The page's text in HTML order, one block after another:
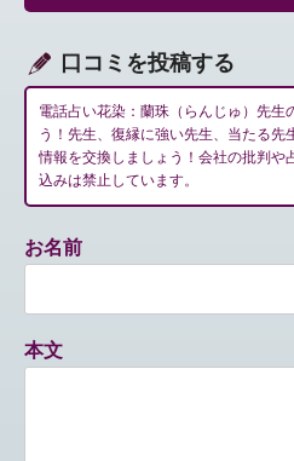
ョ
口コミを投稿する
電話占い花染：蘭珠（らんじゅ）先生
う！先生、復縁に強い先生、当たる
情報を交換しましょう！会社の批判や
込みは禁止しています。
お名前
本文